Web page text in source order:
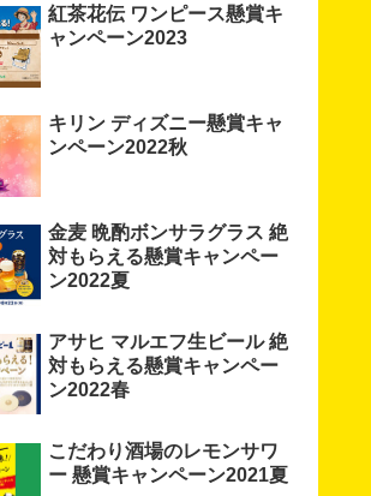
紅茶花伝 ワンピース懸賞キ
ャンペーン2023
キリン ディズニー懸賞キャ
ンペーン2022秋
金麦 晩酌ボンサラグラス 絶
対もらえる懸賞キャンペー
ン2022夏
アサヒ マルエフ生ビール 絶
対もらえる懸賞キャンペー
ン2022春
こだわり酒場のレモンサワ
ー 懸賞キャンペーン2021夏